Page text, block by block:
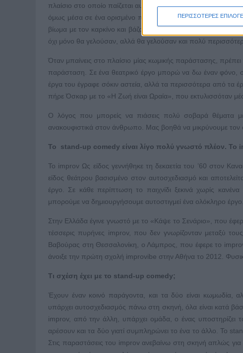
ΠΕΡΙΣΣΟΤΕΡΕΣ
πλαίσιο στο οποίο παίζεται αυτή. Αν κοροϊδέψω προσωπικά
όμως μέσα σε ένα ορισμένο πλαίσιο καλούσαμε αφενός
βίωμα με τον καρκίνο και βάζαμε τους δεύτερους να κάνουν
όχι μόνο θα γελούσαν, αλλά θα γελούσαν και πολύ
Όταν μπαίνεις στο πλαίσιο μίας κωμικής παράστασης, πρέπει
παράσταση. Σε ένα θεατρικό έργο μπορώ να δω έναν φόνο,
έργα του έγραφε σόκιν αστεία, αλλά τα περισσότερα από τα
πήρε Όσκαρ με το «Η Ζωή είναι Ωραία», που εκτυλισσόταν
Ο λόγος που μπορείς να πιάσεις πολύ σοβαρά θέματα με
ανακουφιστικά στον άνθρωπο. Μας βοηθά να μικρύνουμε τον
Το stand-up comedy είναι λίγο πολύ γνωστό πλέον. Το
Το improv Ως είδος γεννήθηκε τη δεκαετία του ’60 στον
είδος θεάτρου βασισμένο στον αυτοσχεδιασμό και
έργο. Σε κάθε περίπτωση το παιχνίδι ξεκινά χωρίς
μπορούμε να δημιουργήσουμε αυτοστιγμεί ένα ολόκληρο έργο.
Στην Ελλάδα έγινε γνωστό με το «Κάψε το Σενάριο», που
τέσσερις πυρήνες improv, που δεν γνωρίζονταν μεταξύ
Βαβούρας στη Θεσσαλονίκη, ο Λάμπρος, που έφερε το
άνοιξε την πρώτη σχολή improvibe στην Αθήνα το 2012.
Τι σχέση έχει με το stand-up comedy;
Έχουν έναν κοινό παράγοντα, και τα δύο είναι κωμωδία,
υπάρχει αυτοσχεδιασμός πάνω στη σκηνή, όλα είναι κατά
improv, από την άλλη, υπάρχει ομάδα, ο ένας υποστηρίζει
αρέσουν και τα δύο γιατί συμπληρώνει το ένα το άλλο. Το
Στις παραστάσεις του improv ανεβαίνω στη σκηνή απλώς